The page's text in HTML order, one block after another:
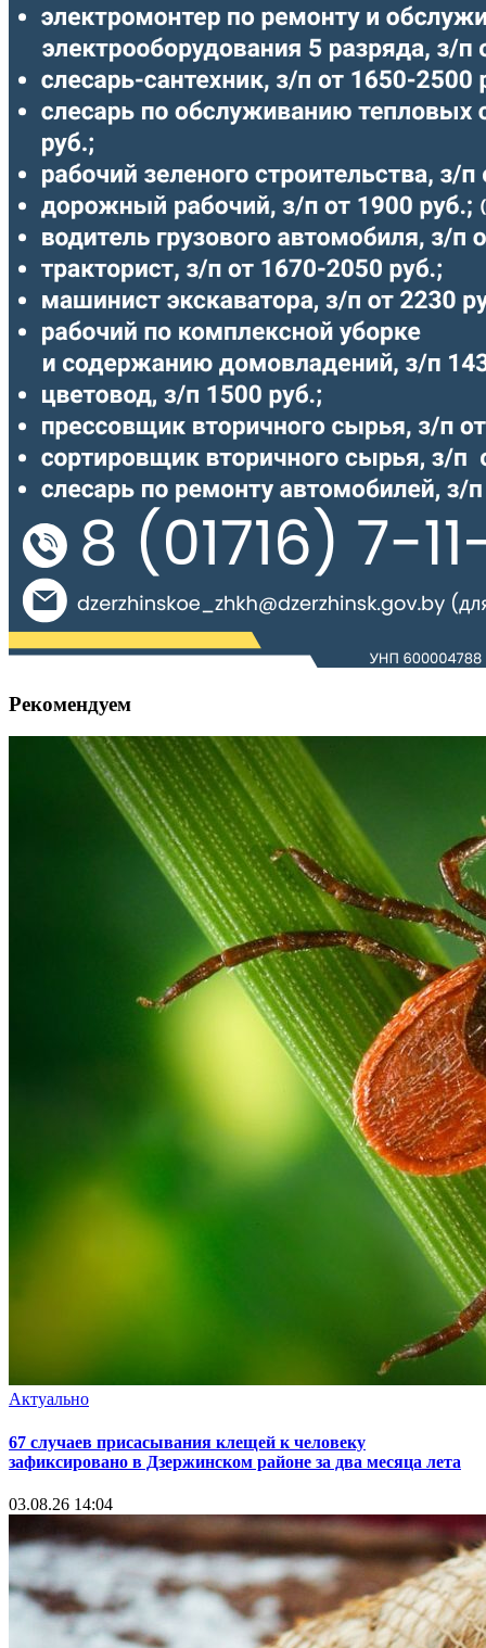
Рекомендуем
Актуально
67 случаев присасывания клещей к человеку
зафиксировано в Дзержинском районе за два месяца лета
03.08.26 14:04